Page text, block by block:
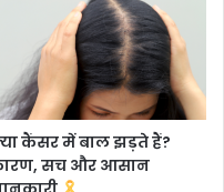
कैंसर में बाल झड़ते हैं?
सच और आसान